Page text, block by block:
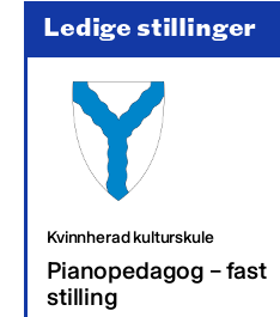
Ledige stillinger
Kvinnherad kulturskule
Pianopedagog – fast
stilling